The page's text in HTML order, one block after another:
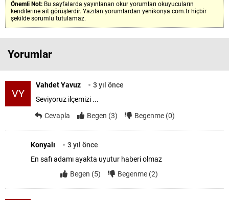
Önemli Not: Bu sayfalarda yayınlanan okur yorumları okuyucuların
kendilerine ait görüşlerdir. Yazılan yorumlardan yenikonya.com.tr hiçbir
şekilde sorumlu tutulamaz.
Yorumlar
VY
Vahdet Yavuz
3 yıl önce
Seviyoruz ilçemizi ...
Cevapla
Begen (3) Begenme (0)
Konyalı
3 yıl önce
En safı adamı ayakta uyutur haberi olmaz
Begen (5)
Begenme (2)